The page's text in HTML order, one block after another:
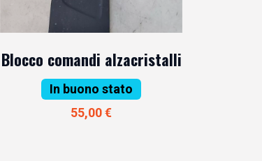
Blocco comandi alzacristalli
In buono stato
55,00 €